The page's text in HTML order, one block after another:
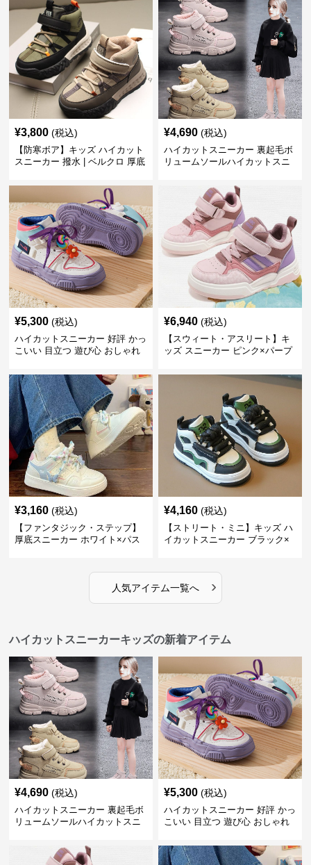
¥3,800 (税込)
【防寒ボア】キッズ ハイカット
スニーカー 撥水 | ベルクロ 厚底
¥4,690 (税込)
ハイカットスニーカー 裏起毛ボ
リュームソールハイカットスニ
¥5,300 (税込)
ハイカットスニーカー 好評 かっ
こいい 目立つ 遊び心 おしゃれ
すべりにくい 快適歩行 グリップ
力
¥6,940 (税込)
【スウィート・アスリート】キ
ッズ スニーカー ピンク×パープ
ンソール ガールズ
¥3,160 (税込)
【ファンタジック・ステップ】
厚底スニーカー ホワイト×パス
¥4,160 (税込)
【ストリート・ミニ】キッズ ハ
イカットスニーカー ブラック×
人気アイテム一覧へ ›
ハイカットスニーカーキッズの新着アイテム
¥4,690 (税込)
ハイカットスニーカー 裏起毛ボ
リュームソールハイカットスニ
¥5,300 (税込)
ハイカットスニーカー 好評 かっ
こいい 目立つ 遊び心 おしゃれ
すべりにくい 快適歩行 グリップ
力